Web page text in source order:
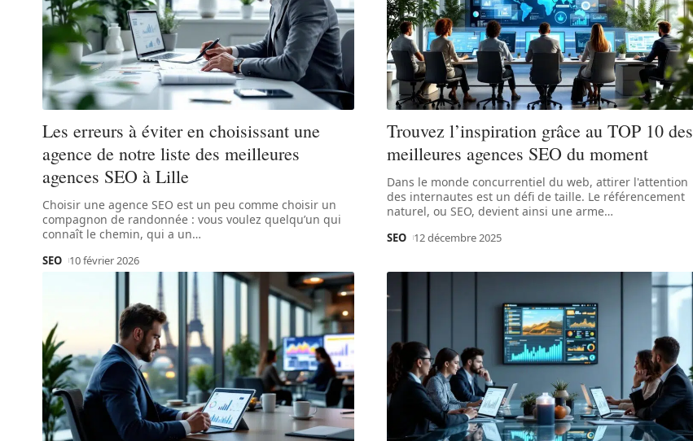
Les erreurs à éviter en choisissant une
agence de notre liste des meilleures
agences SEO à Lille
Choisir une agence SEO est un peu comme choisir un
compagnon de randonnée : vous voulez quelqu’un qui
connaît le chemin, qui a un…
SEO 10 février 2026
Trouvez l’inspiration grâce au TOP 10 des
meilleures agences SEO du moment
Dans le monde concurrentiel du web, attirer l'attention
des internautes est un défi de taille. Le référencement
naturel, ou SEO, devient ainsi une arme…
SEO 12 décembre 2025